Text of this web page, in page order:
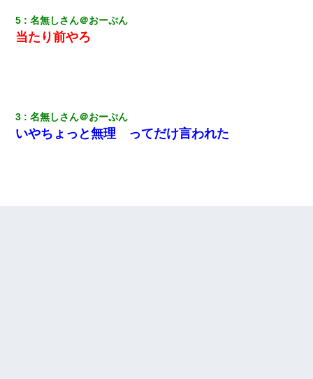
5 名無しさん＠おーぷん
当たり前やろ
3 名無しさん＠おーぷん
いやちょっと無理 ってだけ言われた